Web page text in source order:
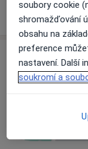
Adresa
soubory cookie
shromažďování
obsahu na
preference
nastavení. Další
soukromí a